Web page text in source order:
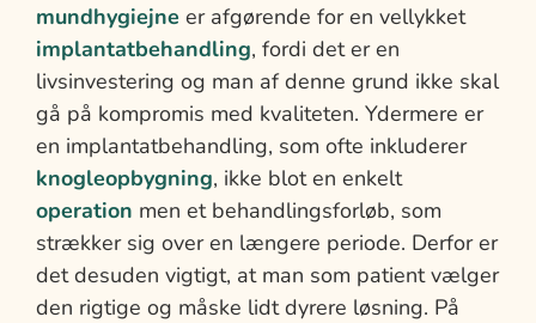
mundhygiejne er afgørende for en vellykket
implantatbehandling, fordi det er en
livsinvestering og man af denne grund ikke skal
gå på kompromis med kvaliteten. Ydermere er
en implantatbehandling, som ofte inkluderer
knogleopbygning, ikke blot en enkelt
operation men et behandlingsforløb, som
strækker sig over en længere periode. Derfor er
det desuden vigtigt, at man som patient vælger
den rigtige og måske lidt dyrere løsning. På